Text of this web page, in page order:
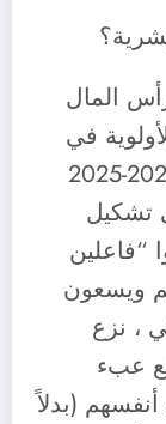
المال
في
النزاعات العنيفة ، والاستراتيجية 2020-2025
تشكيل
“فاعلين
ويسعون
، نزع
عبء
(بدلاً